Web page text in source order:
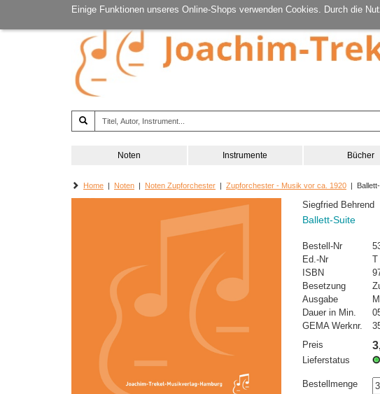
Einige Funktionen unseres Online-Shops verwenden Cookies. Durch die
Noten Instrumente Bücher
Home | Noten | Noten Zupforchester | Zupforchester - Musik vor ca. 1920 |
Siegfried Behrend
Ballett-Suite
Bestell-Nr
Ed.-Nr
T
ISBN
Besetzung
Ausgabe
Dauer in Min.
GEMA Werknr.
Preis
Lieferstatus
Bestellmenge